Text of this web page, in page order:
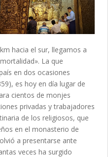
hacia el sur, llegamos a
La que
en dos ocasiones
es hoy en día lugar de
cientos de monjes
privadas y trabajadores
de los religiosos, que
en el monasterio de
a presentarse ante
veces ha surgido